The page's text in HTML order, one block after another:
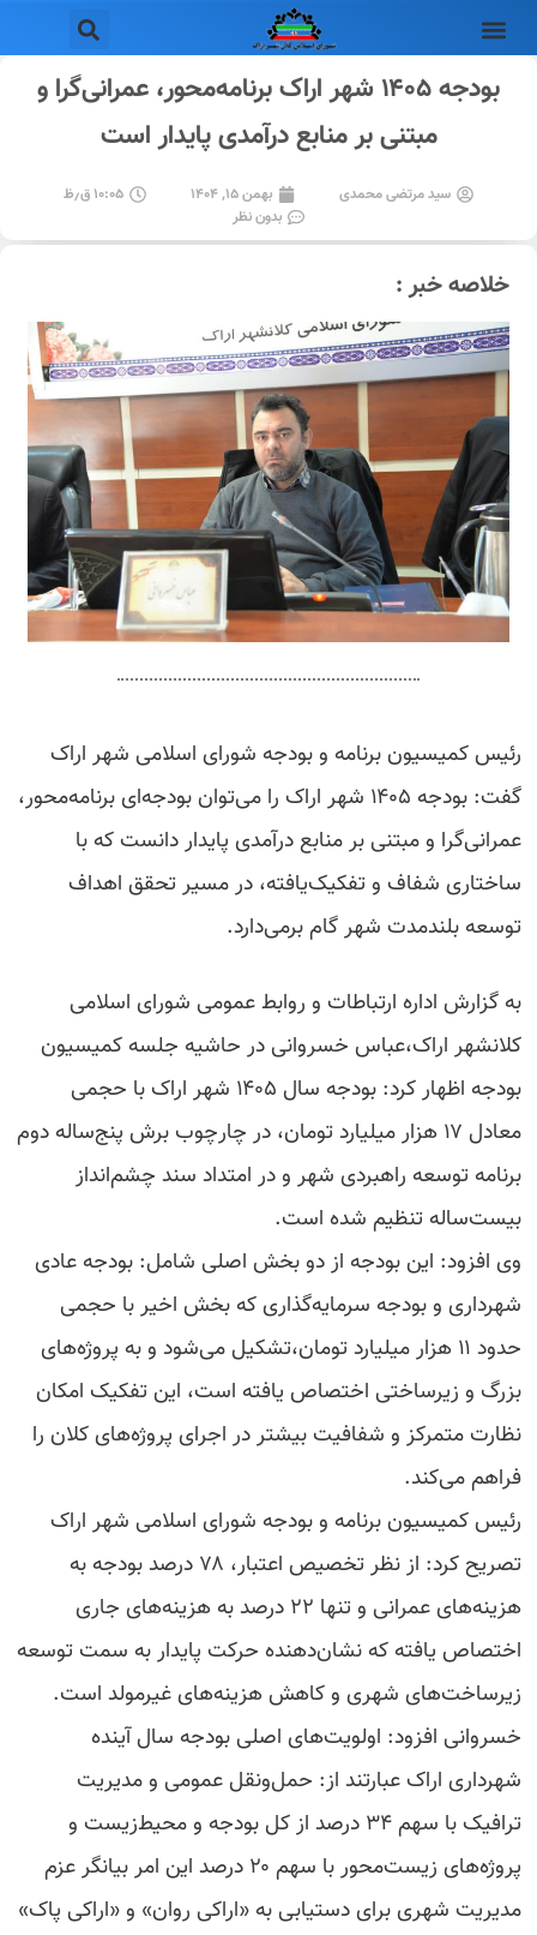
بودجه ۱۴۰۵ شهر اراک برنامه‌محور، عمرانی‌گرا و
مبتنی بر منابع درآمدی پایدار است
سید مرتضی محمدی بهمن ۱۵, ۱۴۰۴
۱۰:۰۵ ق٫ظ
بدون نظر
خلاصه خبر :
رئیس کمیسیون برنامه و بودجه شورای اسلامی شهر اراک
گفت: بودجه ۱۴۰۵ شهر اراک را می‌توان بودجه‌ای برنامه‌محور،
عمرانی‌گرا و مبتنی بر منابع درآمدی پایدار دانست که با
ساختاری شفاف و تفکیک‌یافته، در مسیر تحقق اهداف
توسعه بلندمدت شهر گام برمی‌دارد.
به گزارش اداره ارتباطات و روابط عمومی شورای اسلامی
کلانشهر اراک،عباس خسروانی در حاشیه جلسه کمیسیون
بودجه اظهار کرد: بودجه سال ۱۴۰۵ شهر اراک با حجمی
معادل ۱۷ هزار میلیارد تومان، در چارچوب برش پنج‌ساله دوم
برنامه توسعه راهبردی شهر و در امتداد سند چشم‌انداز
بیست‌ساله تنظیم شده است.
وی افزود: این بودجه از دو بخش اصلی شامل: بودجه عادی
شهرداری و بودجه سرمایه‌گذاری که بخش اخیر با حجمی
حدود ۱۱ هزار میلیارد تومان،تشکیل می‌شود و به پروژه‌های
بزرگ و زیرساختی اختصاص یافته است، این تفکیک امکان
نظارت متمرکز و شفافیت بیشتر در اجرای پروژه‌های کلان را
فراهم می‌کند.
رئیس کمیسیون برنامه و بودجه شورای اسلامی شهر اراک
تصریح کرد: از نظر تخصیص اعتبار، ۷۸ درصد بودجه به
هزینه‌های عمرانی و تنها ۲۲ درصد به هزینه‌های جاری
اختصاص یافته که نشان‌دهنده حرکت پایدار به سمت توسعه
زیرساخت‌های شهری و کاهش هزینه‌های غیرمولد است.
خسروانی افزود: اولویت‌های اصلی بودجه سال آینده
شهرداری اراک عبارتند از: حمل‌ونقل عمومی و مدیریت
ترافیک با سهم ۳۴ درصد از کل بودجه و محیط‌زیست و
پروژه‌های زیست‌محور با سهم ۲۰ درصد این امر بیانگر عزم
مدیریت شهری برای دستیابی به «اراکی روان» و «اراکی پاک»